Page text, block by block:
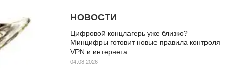
НОВОСТИ
Цифровой концлагерь уже близко?
Минцифры готовит новые правила контроля
VPN и интернета
04.08.2026